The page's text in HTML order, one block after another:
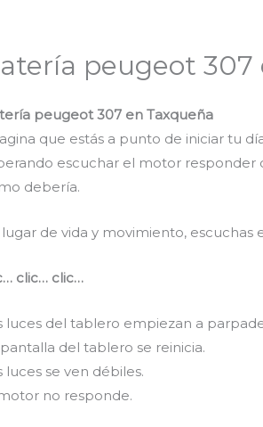
peugeot 307
peugeot 307 en Taxqueña
que estás a punto de iniciar tu
escuchar el motor responder
debería.
lugar de vida y movimiento,
clic… clic…
luces del tablero empiezan a
del tablero se reinicia.
luces se ven débiles.
no responde.